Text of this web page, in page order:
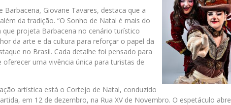
Giovane Tavares, destaca que a
da tradição. “O Sonho de Natal é mais do
projeta Barbacena no cenário turístico
da arte e da cultura para reforçar o papel da
no Brasil. Cada detalhe foi pensado para
uma vivência única para turistas de
artística está o Cortejo de Natal, conduzido
em 12 de dezembro, na Rua XV de Novembro. O espetáculo abre